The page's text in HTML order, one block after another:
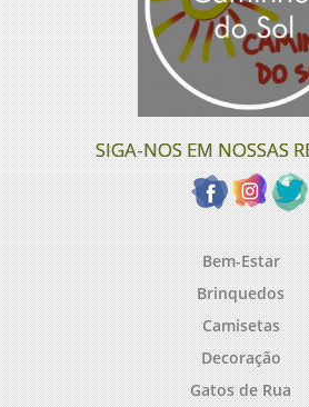
SIGA-NOS EM NOSSAS
Bem-Estar
Brinquedos
Camisetas
Decoração
Gatos de Rua